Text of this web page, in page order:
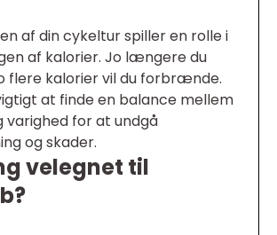
af din cykeltur spiller en rolle i
af kalorier. Jo længere du
flere kalorier vil du forbrænde.
at finde en balance mellem
varighed for at undgå
og skader.
velegnet til